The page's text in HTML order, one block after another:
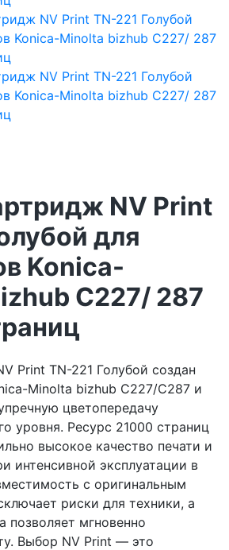
NV Print
для
Konica-
C227/ 287
Print TN-221 Голубой создан
Minolta bizhub C227/C287 и
цветопередачу
уровня. Ресурс 21000 страниц
высокое качество печати и
интенсивной эксплуатации в
с оригинальным
риски для техники, а
позволяет мгновенно
Выбор NV Print — это